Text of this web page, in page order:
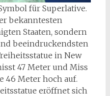
für Superlative.
bekanntesten
Staaten, sondern
beeindruckendsten
in New
47 Meter und Miss
46 Meter hoch auf.
eröffnet sich